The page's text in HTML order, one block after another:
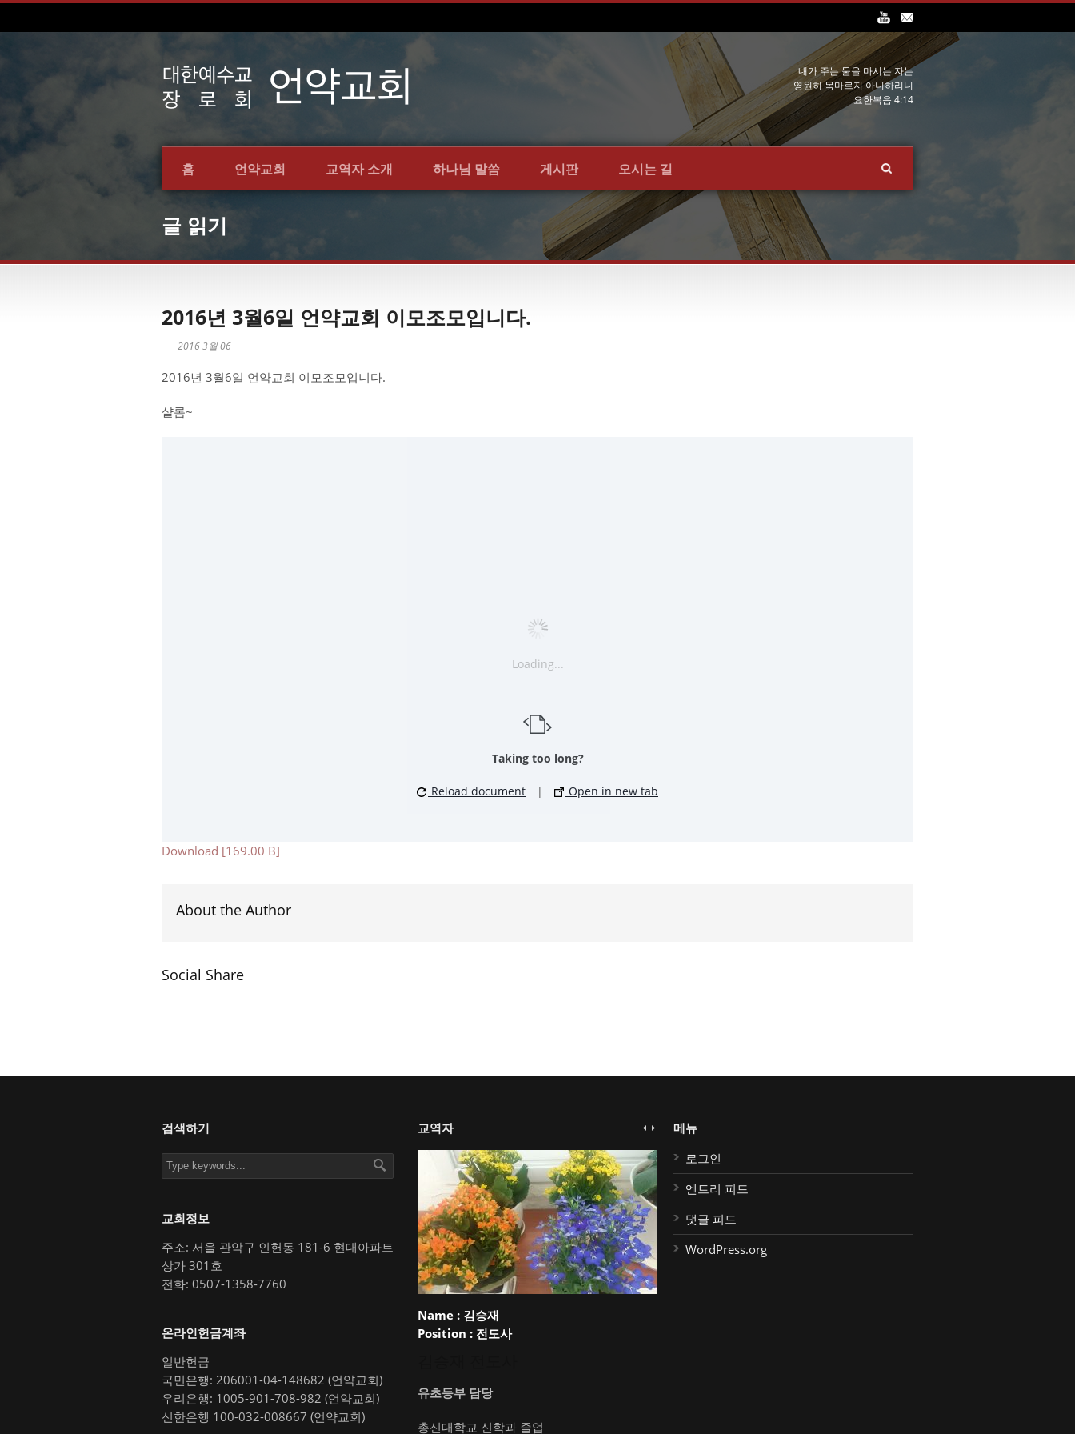
내가 주는 물을 마시는 자는
영원히 목마르지 아니하리니
요한복음 4:14
홈 언약교회 교역자 소개 하나님 말씀 게시판 오시는 길
글 읽기
2016년 3월6일 언약교회 이모조모입니다.
2016 3월 06
2016년 3월6일 언약교회 이모조모입니다.
샬롬~
Loading...
Taking too long?
Reload document | Open in new tab
Download [169.00 B]
About the Author
Social Share
검색하기
교회정보
주소: 서울 관악구 인헌동 181-6 현대아파트
상가 301호
전화: 0507-1358-7760
온라인헌금계좌
일반헌금
국민은행: 206001-04-148682 (언약교회)
우리은행: 1005-901-708-982 (언약교회)
신한은행 100-032-008667 (언약교회)
교역자
Name :김승재
Position :전도사
유초등부 담당
총신대학교 신학과 졸업
메뉴
로그인
엔트리 피드
댓글 피드
WordPress.org